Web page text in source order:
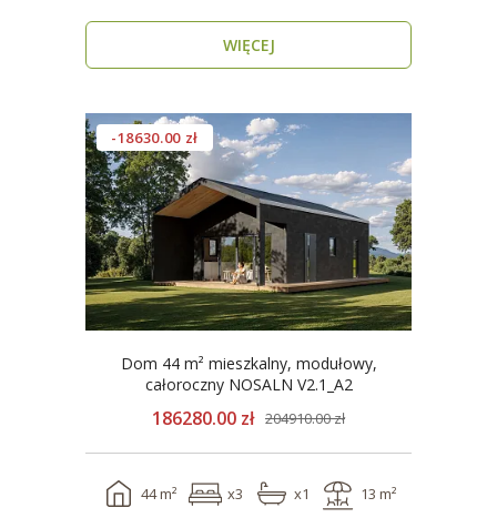
WIĘCEJ
-18630.00 zł
Dom 44 m² mieszkalny, modułowy,
całoroczny NOSALN V2.1_A2
186280.00 zł 204910.00 zł
44 m² x3 x1 13 m²